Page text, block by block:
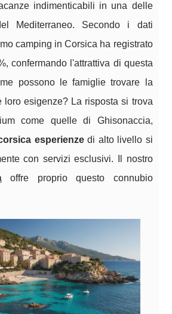
indimenticabili in una delle
Mediterraneo. Secondo i dati
camping in Corsica ha registrato
confermando l'attrattiva di questa
possono le famiglie trovare la
loro esigenze? La risposta si trova
come quelle di Ghisonaccia,
esperienzedi alto livello si
con servizi esclusivi. Il nostro
offre proprio questo connubio